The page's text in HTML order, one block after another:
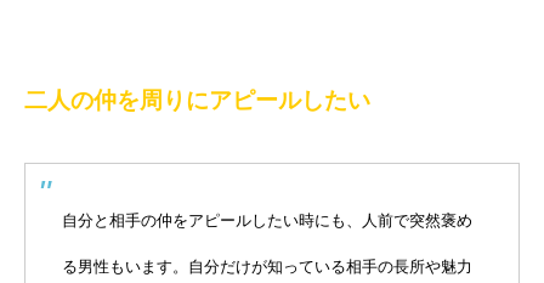
二人の仲を周りにアピールしたい
自分と相手の仲をアピールしたい時にも、人前で突然褒め
る男性もいます。自分だけが知っている相手の長所や魅力